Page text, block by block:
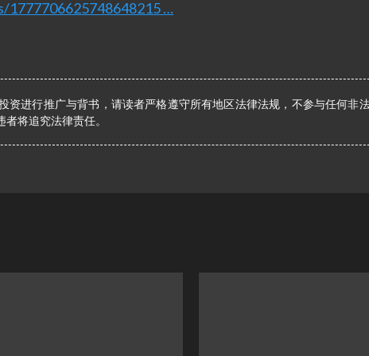
1777706625748648215 …
资进行推广与背书，请读者严格遵守所有地区法律法规，不参与任何非
将追究法律责任。